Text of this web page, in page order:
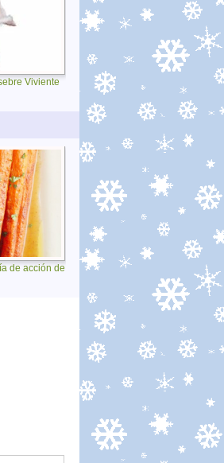
Viviente
de acción de